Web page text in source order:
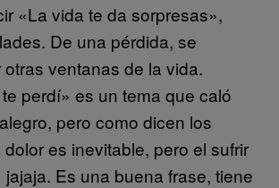
«La vida te da sorpresas»,
De una pérdida, se
ventanas de la vida.
perdí» es un tema que caló
pero como dicen los
es inevitable, pero el sufrir
Es una buena frase, tiene